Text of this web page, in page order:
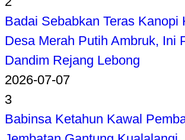
Badai Sebabkan Teras Kanopi
Desa Merah Putih Ambruk, Ini
Dandim Rejang Lebong
2026-07-07
3
Babinsa Ketahun Kawal